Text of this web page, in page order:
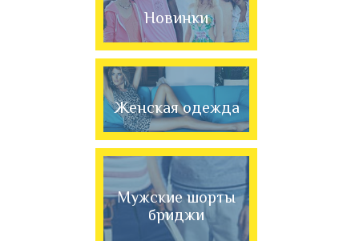
Новинки
Женская одежда
Мужские шорты
бриджи